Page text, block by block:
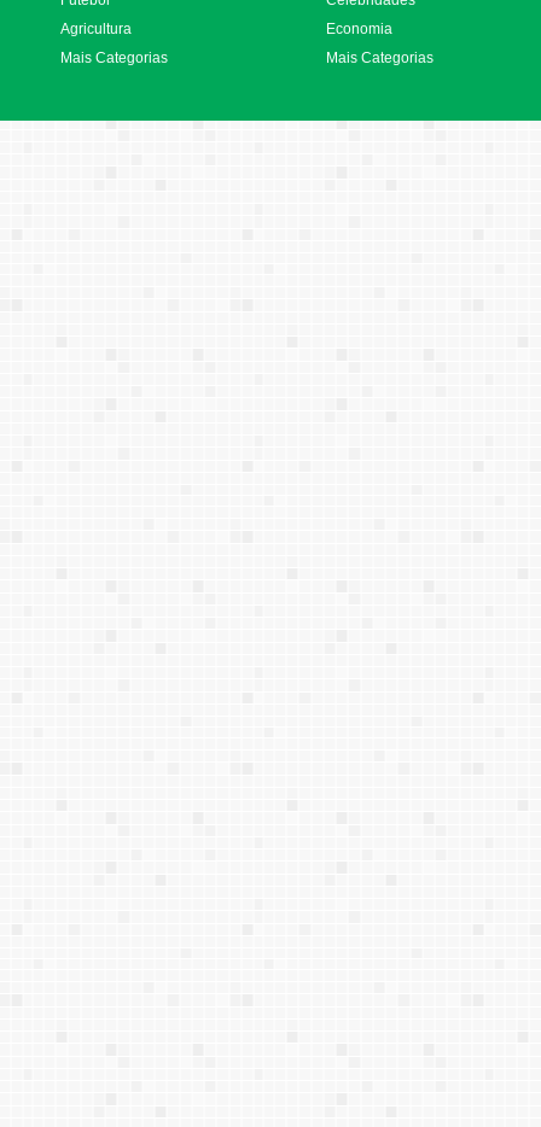
Agricultura
Mais Categorias
Economia
Mais Categorias